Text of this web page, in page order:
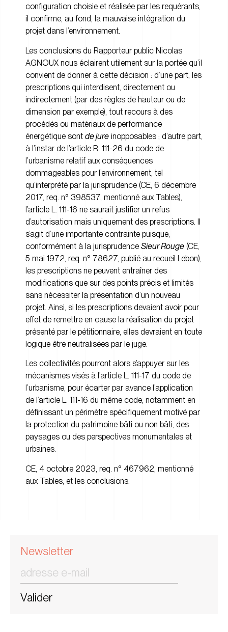
configuration choisie et réalisée par les requérants,
il confirme, au fond, la mauvaise intégration du
projet dans l’environnement.
Les conclusions du Rapporteur public Nicolas
AGNOUX nous éclairent utilement sur la portée qu’il
convient de donner à cette décision : d’une part, les
prescriptions qui interdisent, directement ou
indirectement (par des règles de hauteur ou de
dimension par exemple), tout recours à des
procédés ou matériaux de performance
énergétique sont de jure inopposables ; d’autre part,
à l’instar de l’article R. 111-26 du code de
l’urbanisme relatif aux conséquences
dommageables pour l’environnement, tel
qu’interprété par la jurisprudence (CE, 6 décembre
2017, req. n° 398537, mentionné aux Tables),
l’article L. 111-16 ne saurait justifier un refus
d’autorisation mais uniquement des prescriptions. Il
s’agit d’une importante contrainte puisque,
conformément à la jurisprudence Sieur Rouge (CE,
5 mai 1972, req. n° 78627, publié au recueil Lebon),
les prescriptions ne peuvent entraîner des
modifications que sur des points précis et limités
sans nécessiter la présentation d’un nouveau
projet. Ainsi, si les prescriptions devaient avoir pour
effet de remettre en cause la réalisation du projet
présenté par le pétitionnaire, elles devraient en toute
logique être neutralisées par le juge.
Les collectivités pourront alors s’appuyer sur les
mécanismes visés à l’article L. 111-17 du code de
l’urbanisme, pour écarter par avance l’application
de l’article L. 111-16 du même code, notamment en
définissant un périmètre spécifiquement motivé par
la protection du patrimoine bâti ou non bâti, des
paysages ou des perspectives monumentales et
urbaines.
CE, 4 octobre 2023, req. n° 467962 , mentionné
aux Tables, et les conclusions
Newsletter
Valider